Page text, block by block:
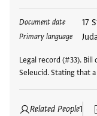
Document date 17
Primary language
Legal record (#33). Bill
Seleucid. Stating that
Related People1
Tags